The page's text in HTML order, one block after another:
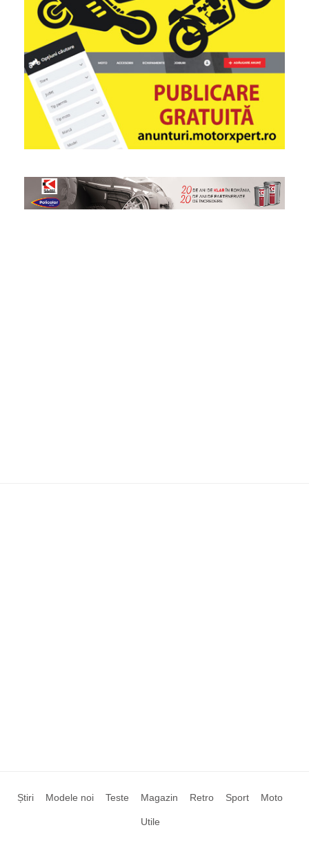
Știri Modele noi Teste Magazin Retro Sport Moto
Utile